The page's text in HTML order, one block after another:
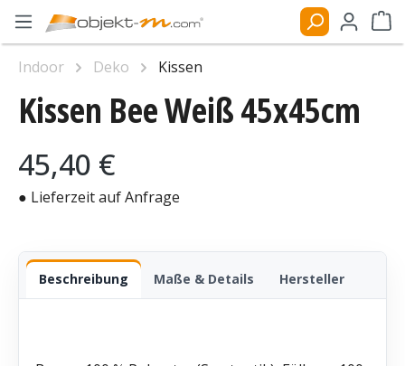
Zum Hauptinhalt springen
Kissen Bee Weiß 45x45cm
Regulärer Preis:
45,40 €
● Lieferzeit auf Anfrage
Beschreibung Maße & Details Hersteller
Indoor Deko
Kissen
Bildergalerie überspringen